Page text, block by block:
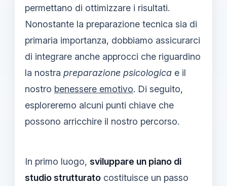
permettano di ottimizzare i risultati.
Nonostante la preparazione tecnica sia di
primaria importanza, dobbiamo assicurarci
di integrare anche approcci che riguardino
la nostra preparazione psicologica e il
nostro benessere emotivo. Di seguito,
esploreremo alcuni punti chiave che
possono arricchire il nostro percorso.
In primo luogo, sviluppare un piano di
studio strutturato costituisce un passo